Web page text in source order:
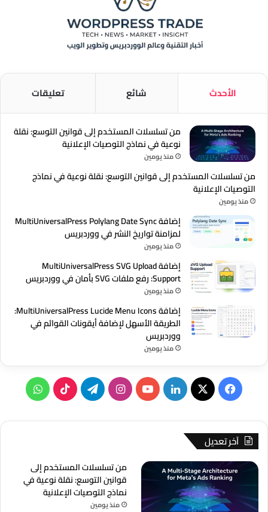
الأحدث شائع تعليقات
من تسلسلات المستخدم إلى قوانين التوسع: نقلة
نوعية في نماذج التوصيات الإعلانية
منذ يومين
من تسلسلات المستخدم إلى قوانين التوسع: نقلة نوعية في نماذج
التوصيات الإعلانية
منذ يومين
إضافة MultiUniversalPress Polylang Date Sync
لمزامنة تواريخ النشر في ووردبريس
منذ يومين
إضافة MultiUniversalPress SVG Upload
Support: رفع ملفات SVG بأمان في ووردبريس
منذ يومين
إضافة MultiUniversalPress Lucide Menu Icons:
الطريقة الأسهل لإضافة أيقونات القوائم في
ووردبريس
منذ يومين
فيسبوك
‫X لينكدإن‫YouTubeانستقرامتيلقرام‫TikTok
آخر تعديل
من تسلسلات المستخدم إلى
قوانين التوسع: نقلة نوعية في
نماذج التوصيات الإعلانية
منذ يومين